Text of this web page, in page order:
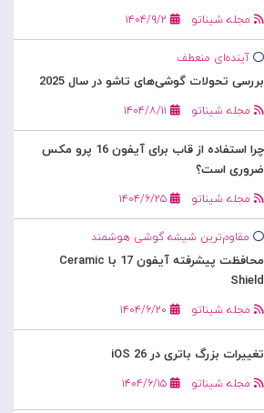
مجله شیناتو ۱۴۰۴/۹/۲
آینده‌ای منعطف
بررسی تحولات گوشی‌های تاشو در سال 2025
مجله شیناتو ۱۴۰۴/۸/۱۱
چرا استفاده از قاب برای آیفون 16 پرو مکس
ضروری است؟
مجله شیناتو ۱۴۰۴/۶/۲۵
مقاوم‌ترین شیشه گوشی هوشمند
محافظت پیشرفته آیفون 17 با Ceramic
Shield
مجله شیناتو ۱۴۰۴/۶/۲۰
تغییرات بزرگ باتری در iOS 26
مجله شیناتو ۱۴۰۴/۶/۱۵